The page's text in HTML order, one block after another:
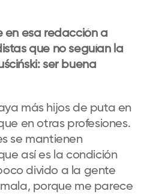
en esa redacción a
que no seguían la
ser buena
más hijos de puta en
en otras profesiones.
se mantienen
así es la condición
divido a la gente
porque me parece